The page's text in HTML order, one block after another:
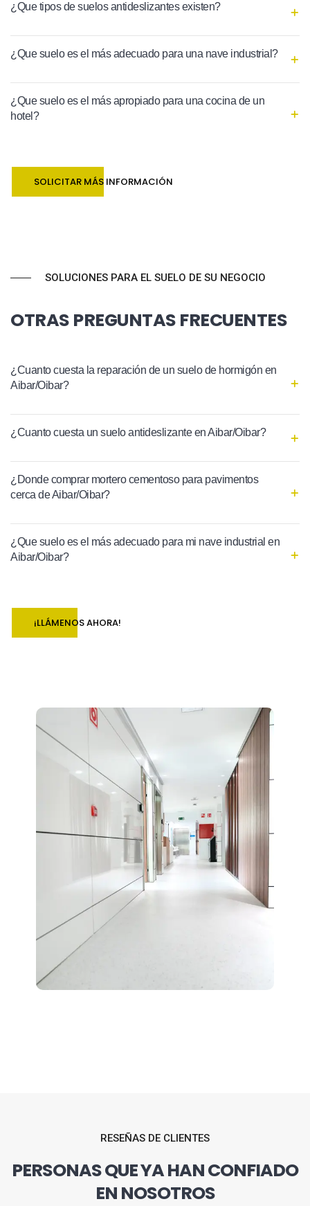
¿Que tipos de suelos antideslizantes existen?
¿Que suelo es el más adecuado para una nave industrial?
¿Que suelo es el más apropiado para una cocina de un
hotel?
SOLICITAR MÁS INFORMACIÓN
SOLUCIONES PARA EL SUELO DE SU NEGOCIO
OTRAS PREGUNTAS FRECUENTES
¿Cuanto cuesta la reparación de un suelo de hormigón en
Aibar/Oibar?
¿Cuanto cuesta un suelo antideslizante en Aibar/Oibar?
¿Donde comprar mortero cementoso para pavimentos
cerca de Aibar/Oibar?
¿Que suelo es el más adecuado para mi nave industrial en
Aibar/Oibar?
¡LLÁMENOS AHORA!
RESEÑAS DE CLIENTES
PERSONAS QUE YA HAN CONFIADO
EN NOSOTROS